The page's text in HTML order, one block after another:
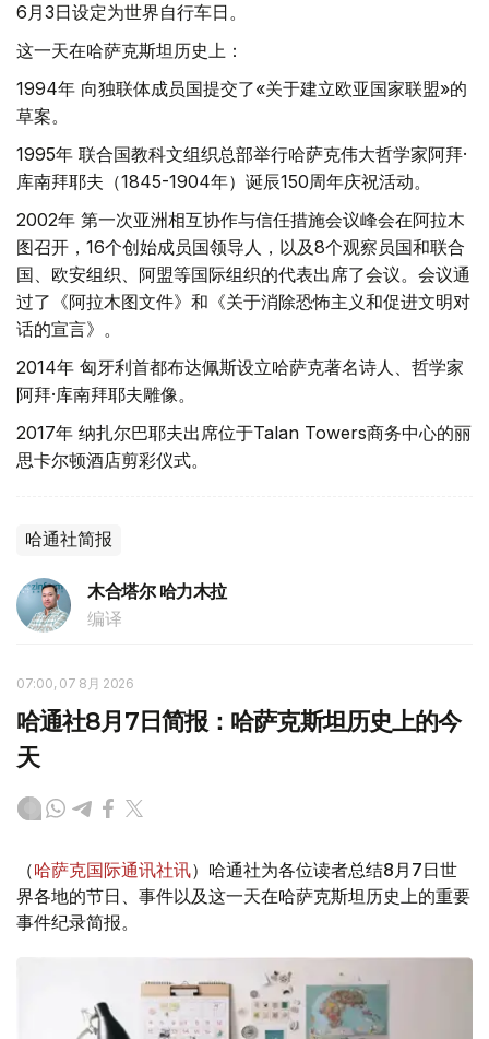
6月3日设定为世界自行车日。
这一天在哈萨克斯坦历史上：
1994年 向独联体成员国提交了«关于建立欧亚国家联盟»的
草案。
1995年 联合国教科文组织总部举行哈萨克伟大哲学家阿拜·
库南拜耶夫（1845-1904年）诞辰150周年庆祝活动。
2002年 第一次亚洲相互协作与信任措施会议峰会在阿拉木
图召开，16个创始成员国领导人，以及8个观察员国和联合
国、欧安组织、阿盟等国际组织的代表出席了会议。会议通
过了《阿拉木图文件》和《关于消除恐怖主义和促进文明对
话的宣言》。
2014年 匈牙利首都布达佩斯设立哈萨克著名诗人、哲学家
阿拜·库南拜耶夫雕像。
2017年 纳扎尔巴耶夫出席位于Talan Towers商务中心的丽
思卡尔顿酒店剪彩仪式。
哈通社简报
木合塔尔 哈力木拉
编译
07:00, 07 8月 2026
哈通社8月7日简报：哈萨克斯坦历史上的今
天
（哈萨克国际通讯社讯）哈通社为各位读者总结8月7日世
界各地的节日、事件以及这一天在哈萨克斯坦历史上的重要
事件纪录简报。